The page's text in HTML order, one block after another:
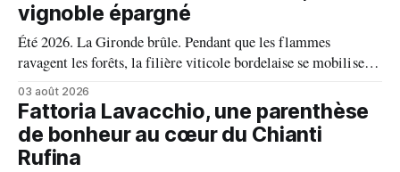
vignoble épargné
Été 2026. La Gironde brûle. Pendant que les flammes
ravagent les forêts, la filière viticole bordelaise se mobilise,
fait front commun et fait preuve d'une solidarité exemplaire
face aux incendies. Les vignes, sont épargnées et le millésime
s'annonce prometteur. Le feu n'aura pas eu le dernier mot.
03 août 2026
Fattoria Lavacchio, une parenthèse
de bonheur au cœur du Chianti
Rufina